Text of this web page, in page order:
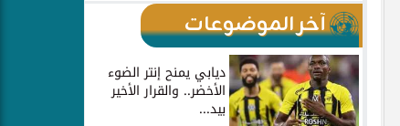
آخر الموضوعات
ديابي يمنح إنتر الضوء
الأخضر.. والقرار الأخير
بيد...